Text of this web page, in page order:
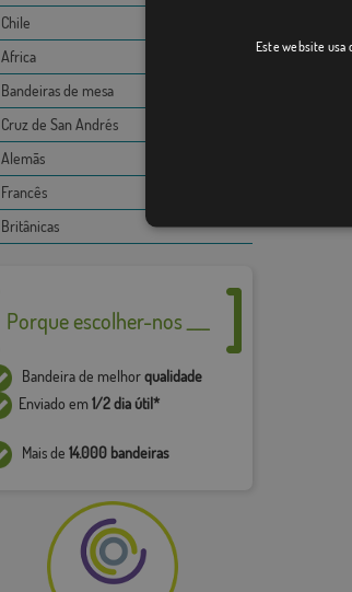
Chile
Africa
Bandeiras de mesa
Cruz de San Andrés
Alemãs
Francês
Britânicas
Porque escolher-nos ___
Bandeira de melhorqualidade
Enviado em1/2 dia útil*
Mais de 14.000 bandeiras
+ / - 5%
Este website usa